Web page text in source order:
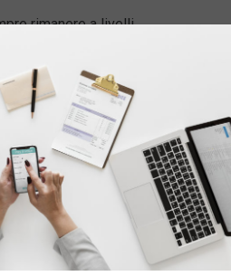
rimanere a livelli
e permette alla
che deve essere
conoscenza del
pronta ad ogni